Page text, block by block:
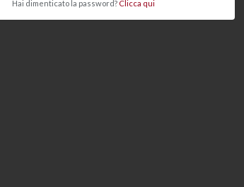
Hai dimenticato la password? Clicca qui